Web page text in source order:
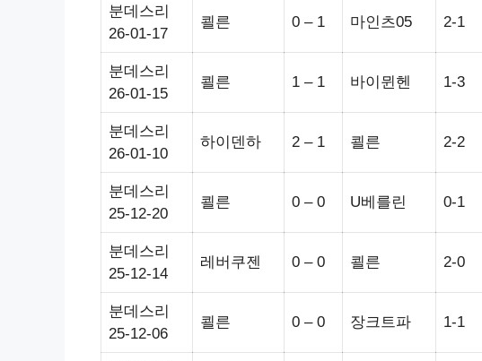
분데스리
26-01-17
쾰른 0 – 1 마인츠05 2-1
분데스리
26-01-15
쾰른 1 – 1 바이뮌헨 1-3
분데스리
26-01-10
하이덴하 2 – 1 쾰른 2-2
분데스리
25-12-20
쾰른 0 – 0 U베를린 0-1
분데스리
25-12-14
레버쿠젠 0 – 0 쾰른 2-0
분데스리
25-12-06
쾰른 0 – 0 장크트파 1-1